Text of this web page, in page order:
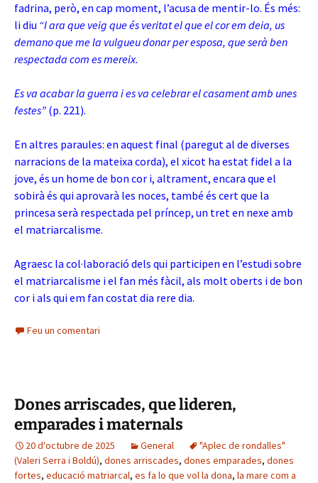
fadrina, però, en cap moment, l’acusa de mentir-lo. És més:
li diu “I ara que veig que és veritat el que el cor em deia, us
demano que me la vulgueu donar per esposa, que serà ben
respectada com es mereix.
Es va acabar la guerra i es va celebrar el casament amb unes
festes” (p. 221).
En altres paraules: en aquest final (paregut al de diverses
narracions de la mateixa corda), el xicot ha estat fidel a la
jove, és un home de bon cor i, altrament, encara que el
sobirà és qui aprovarà les noces, també és cert que la
princesa serà respectada pel príncep, un tret en nexe amb
el matriarcalisme.
Agraesc la col·laboració dels qui participen en l’estudi sobre
el matriarcalisme i el fan més fàcil, als molt oberts i de bon
cor i als qui em fan costat dia rere dia.
Feu un comentari
Dones arriscades, que lideren,
emparades i maternals
20 d'octubre de 2025 General
"Aplec de rondalles"
(Valeri Serra i Boldú), dones arriscades, dones emparades, dones
fortes, educació matriarcal, es fa lo que vol la dona, la mare com a